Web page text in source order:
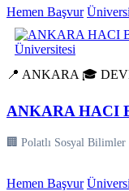
Hemen Başvur
📍 ANKARA 🎓
ANKARA HACI
🏢 Polatlı Sosyal
Hemen Başvur